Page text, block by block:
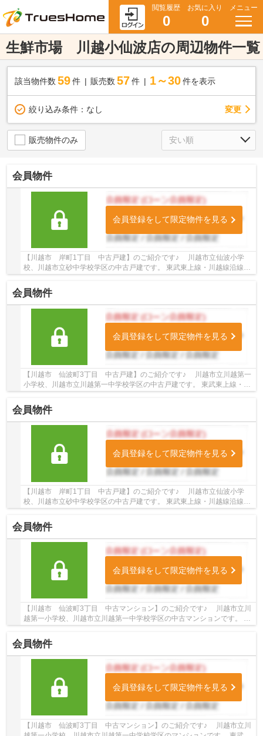
閲覧履歴
0
お気に入り
0
メニュー
生鮮市場 川越小仙波店の周辺物件一覧
該当物件数 59件 販売数 57 件 1～30 件を表示
絞り込み条件： なし 変更
販売物件のみ
会員物件
会員登録をして限定物件を見る
【川越市 岸町1丁目 中古戸建】のご紹介です♪ 川越市立仙波小学
校、川越市立砂中学校学区の中古戸建です。 東武東上線・川越線沿線の
会員物件
会員登録をして限定物件を見る
【川越市 仙波町3丁目 中古戸建】のご紹介です♪ 川越市立川越第一
小学校、川越市立川越第一中学校学区の中古戸建です。 東武東上線・川
会員物件
会員登録をして限定物件を見る
【川越市 岸町1丁目 中古戸建】のご紹介です♪ 川越市立仙波小学
校、川越市立砂中学校学区の中古戸建です。 東武東上線・川越線沿線の
中古戸建♪川越駅徒歩18分の中古戸建です。 お...
会員物件
会員登録をして限定物件を見る
【川越市 仙波町3丁目 中古マンション】のご紹介です♪ 川越市立川
越第一小学校、川越市立川越第一中学校学区の中古マンションです。 東
武東上線・JR川越線沿線の売地♪川越駅徒歩18...
会員物件
会員登録をして限定物件を見る
【川越市 仙波町3丁目 中古マンション】のご紹介です♪ 川越市立川